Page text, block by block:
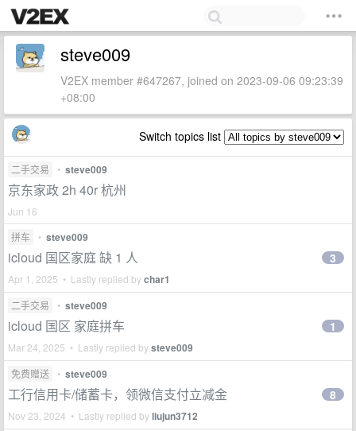
steve009
V2EX member #647267, joined on 2023-09-06 09:23:39
+08:00
Switch topics list
二手交易 • steve009
京东家政 2h 40r 杭州
Jun 16
拼车
• steve009
icloud 国区家庭 缺 1 人
Apr 1, 2025 • Lastly replied bychar1
3
二手交易 • steve009
icloud 国区 家庭拼车
Mar 24, 2025 • Lastly replied bysteve009
1
免费赠送 • steve009
工行信用卡/储蓄卡，领微信支付立减金
Nov 23, 2024 • Lastly replied byliujun3712
8